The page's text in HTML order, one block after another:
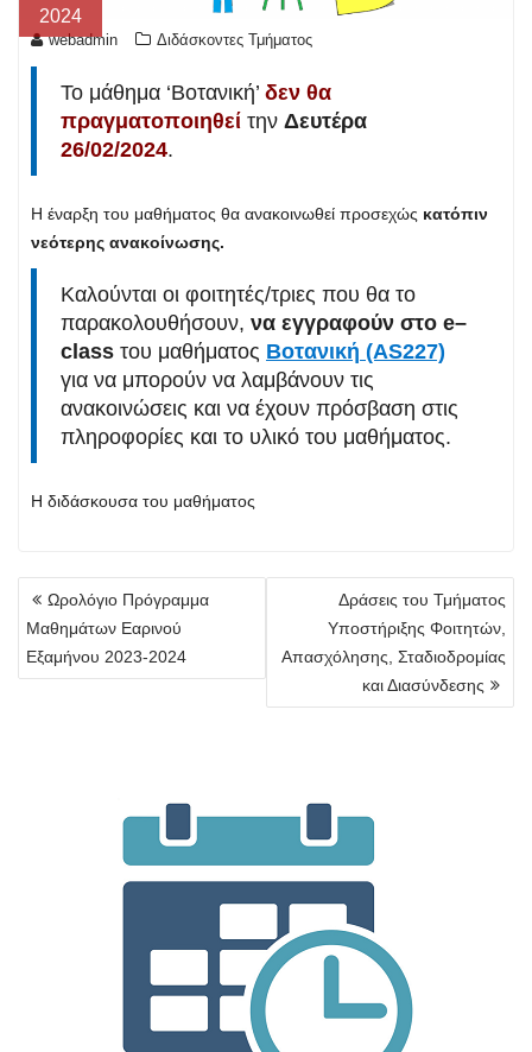
2024
webadmin Διδάσκοντες Τμήματος
Το μάθημα ‘Βοτανική’ δεν θα
πραγματοποιηθεί την Δευτέρα
26/02/2024.
Η έναρξη του μαθήματος θα ανακοινωθεί προσεχώς κατόπιν
νεότερης ανακοίνωσης.
Καλούνται οι φοιτητές/τριες που θα το
παρακολουθήσουν, να εγγραφούν στο e–
class του μαθήματος Βοτανική (AS227)
για να μπορούν να λαμβάνουν τις
ανακοινώσεις και να έχουν πρόσβαση στις
πληροφορίες και το υλικό του μαθήματος.
Η διδάσκουσα του μαθήματος
Πλοήγηση
άρθρων
Ωρολόγιο Πρόγραμμα
Μαθημάτων Εαρινού
Εξαμήνου 2023-2024
Δράσεις του Τμήματος
Υποστήριξης Φοιτητών,
Απασχόλησης, Σταδιοδρομίας
και Διασύνδεσης